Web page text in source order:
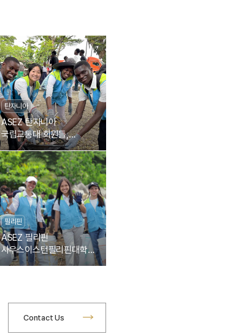
탄자니아
ASEZ 탄자니아
국립교통대 회원들,
거리정화로 깨끗한
지역환경 조성에 일조
필리핀
ASEZ 필리핀
사우스이스턴필리핀대학교
회원들, 타복 해안
Contact Us